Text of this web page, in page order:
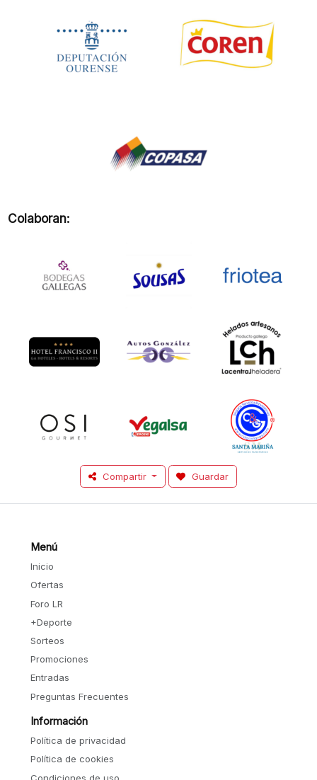
Colaboran:
Compartir Guardar
Menú
Inicio
Ofertas
Foro LR
+Deporte
Sorteos
Promociones
Entradas
Preguntas Frecuentes
Información
Política de privacidad
Política de cookies
Condiciones de uso